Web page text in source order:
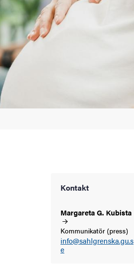
Kontakt
Margareta G. Kubista
Kommunikatör (press)
info@sahlgrenska.gu.s
e